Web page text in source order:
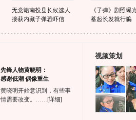
无党籍南投县长候选人
接获内藏子弹恐吓信
《子弹》剧照曝
蓄起长发就行骗
先锋人物黄晓明：
感谢低潮 偶像重生
黄晓明开始意识到，有些事
情需要改变。…… [详细]
视频策划